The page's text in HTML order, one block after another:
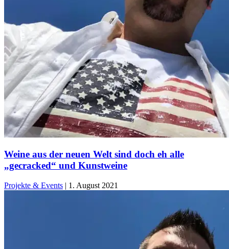
Weine aus der neuen Welt sind doch eh alle
„gecracked“ und Kunstweine
Projekte & Events | 1. August 2021